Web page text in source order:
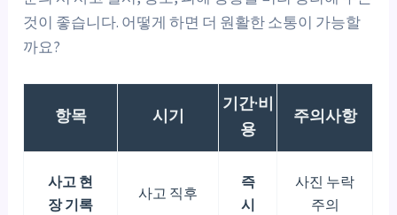
것이 좋습니다. 어떻게 하면 더 원활한 소통이 가능할
까요?
항목 시기
기간·비
용
주의사항
사고 현
장 기록
사고 직후
즉
시
사진 누락
주의